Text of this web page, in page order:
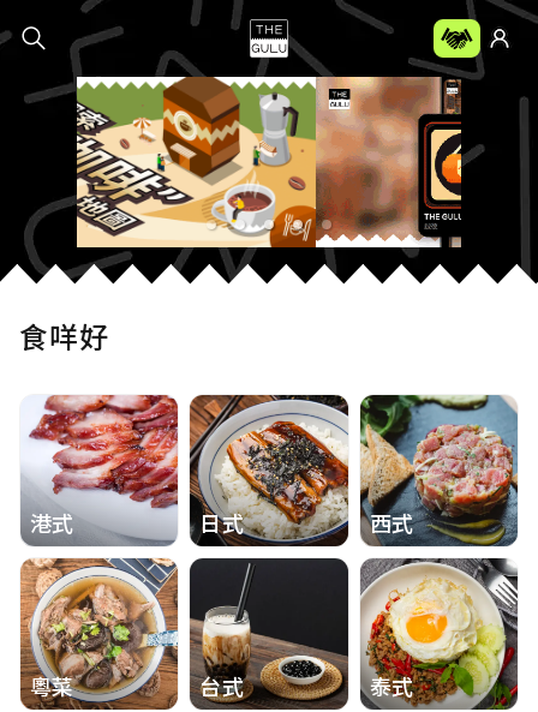
食咩好
港式 日式 西式
粵菜 台式 泰式
THE GULU